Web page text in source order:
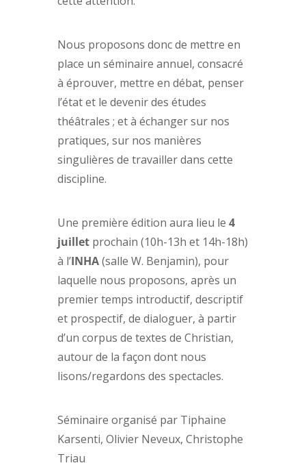
Nous proposons donc de mettre en
place un séminaire annuel, consacré
à éprouver, mettre en débat, penser
l’état et le devenir des études
théâtrales ; et à échanger sur nos
pratiques, sur nos manières
singulières de travailler dans cette
discipline.
Une première édition aura lieu le 4
juillet prochain (10h-13h et 14h-18h)
à l’INHA(salle W. Benjamin), pour
laquelle nous proposons, après un
premier temps introductif, descriptif
et prospectif, de dialoguer, à partir
d’un corpus de textes de Christian,
autour de la façon dont nous
lisons/regardons des spectacles.
Séminaire organisé par Tiphaine
Karsenti, Olivier Neveux, Christophe
Triau